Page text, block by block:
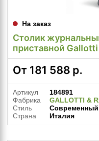
На заказ
Столик
приставной
От 181 588 р.
Артикул
184891
Фабрика
GALLOTTI &
Стиль
Современный
Страна
Италия